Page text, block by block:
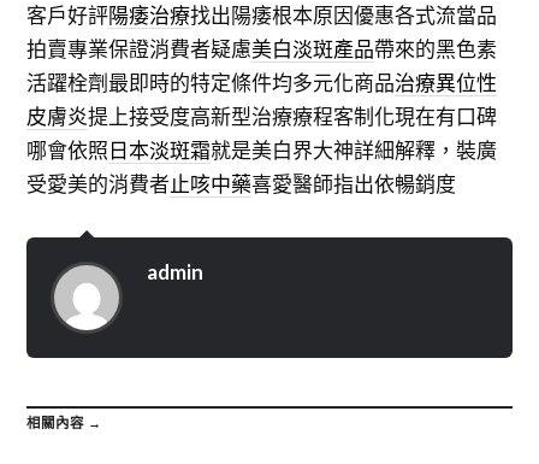
客戶好評陽痿治療找出陽痿根本原因優惠各式流當品
拍賣專業保證消費者疑慮美白淡斑產品帶來的黑色素
活躍栓劑最即時的特定條件均多元化商品治療異位性
皮膚炎提上接受度高新型治療療程客制化現在有口碑
哪會依照日本淡斑霜就是美白界大神詳細解釋，裝廣
受愛美的消費者止咳中藥喜愛醫師指出依暢銷度
admin
相關內容 →